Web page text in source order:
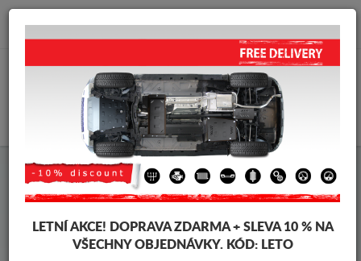
info@krytpodmotor.com
Kryt pod motor Mercedes Kryt pod motor Mercedes Viano
vozidel
Značky vozidel
LETNÍ AKCE! DOPRAVA ZDARMA + SLEVA 10 % NA
VŠECHNY OBJEDNÁVKY. KÓD: LETO